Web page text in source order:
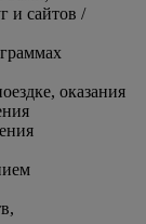
и сайтов /
оказания